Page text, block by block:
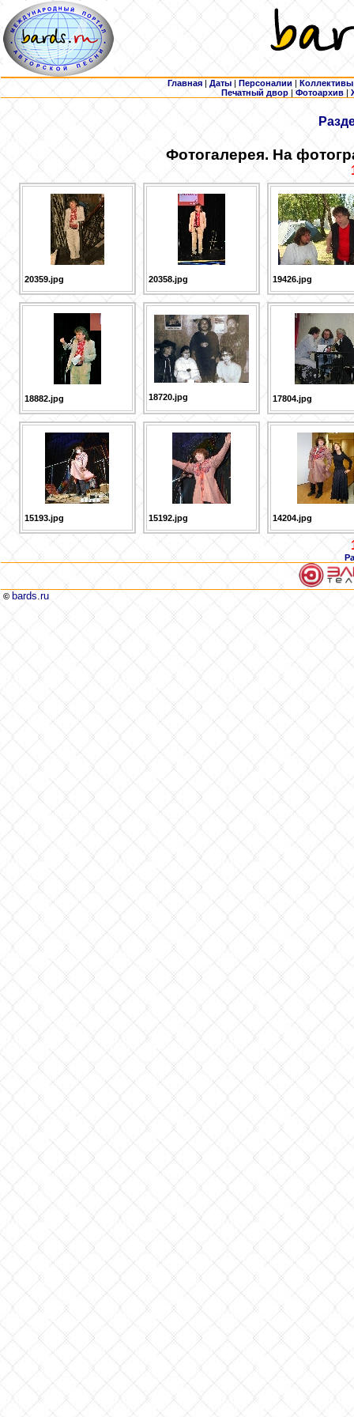
Главная | Даты | Персоналии | Коллективы
Печатный двор |Фотоархив |
Фотогалерея. На
20359.jpg 20358.jpg 19426.jpg
18882.jpg 18720.jpg 17804.jpg
15193.jpg 15192.jpg 14204.jpg
© bards.ru